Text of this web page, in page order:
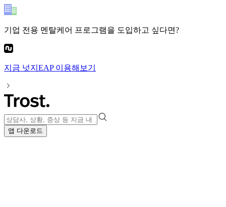
기업 전용 멘탈케어 프로그램을 도입하고 싶다면?
지금 넛지EAP이용해보기
앱 다운로드